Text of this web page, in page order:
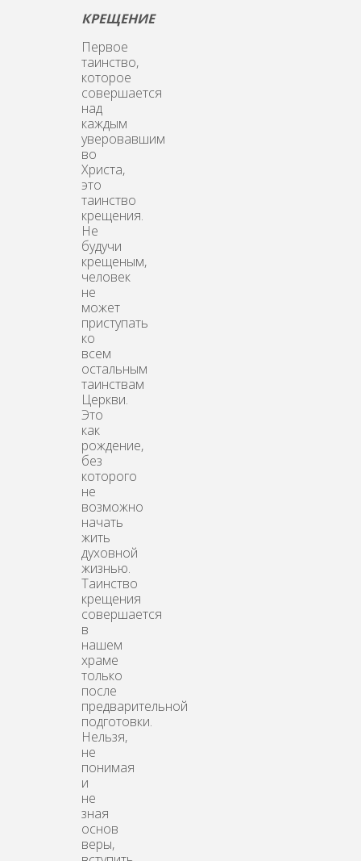
КРЕЩЕНИЕ
Первое
таинство,
которое
совершается
над
каждым
уверовавшим
во
Христа,
это
таинство
крещения.
Не
будучи
крещеным,
человек
не
может
приступать
ко
всем
остальным
таинствам
Церкви.
Это
как
рождение,
без
которого
не
возможно
начать
жить
духовной
жизнью.
Таинство
крещения
совершается
в
нашем
храме
только
после
предварительной
подготовки.
Нельзя,
не
понимая
и
не
зная
основ
веры,